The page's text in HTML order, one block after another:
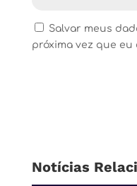
Salvar meus
próxima vez que eu
Notícias